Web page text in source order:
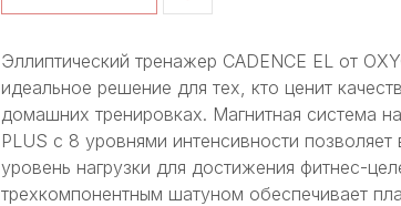
Эллиптический тренажер CADENCE EL от
идеальное решение для тех, кто ценит
домашних тренировках. Магнитная система
PLUS с 8 уровнями интенсивности
уровень нагрузки для достижения фитнес-
трехкомпонентным шатуном обеспечивает